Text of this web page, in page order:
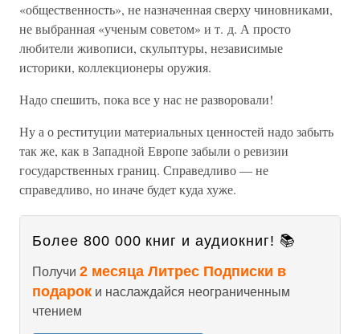
«общественность», не назначенная сверху чиновниками,
не выбранная «ученым советом» и т. д. А просто
любители живописи, скульптуры, независимые
историки, коллекционеры оружия.
Надо спешить, пока все у нас не разворовали!
Ну а о реституции материальных ценностей надо забыть
так же, как в Западной Европе забыли о ревизии
государственных границ. Справедливо — не
справедливо, но иначе будет куда хуже.
Более 800 000 книг и аудиокниг! 📚
Получи 2 месяца Литрес Подписки в
подарок и наслаждайся неограниченным
чтением